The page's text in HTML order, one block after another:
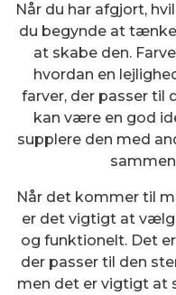
Når du har afgjort,
du begynde at tænke
at skabe den.
hvordan en
farver, der passer til
kan være en god
supplere den med
Når det kommer til
er det vigtigt at
og funktionelt. Det
der passer til den
men det er vigtigt at